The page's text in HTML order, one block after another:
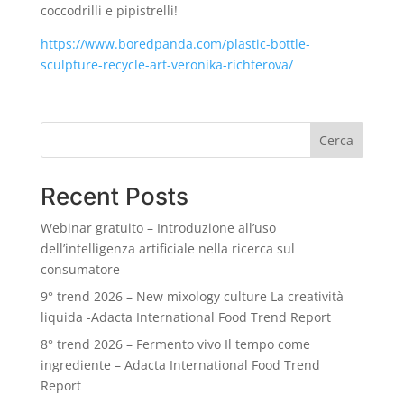
coccodrilli e pipistrelli!
https://www.boredpanda.com/plastic-bottle-
sculpture-recycle-art-veronika-richterova/
Cerca
Recent Posts
Webinar gratuito – Introduzione all’uso
dell’intelligenza artificiale nella ricerca sul
consumatore
9° trend 2026 – New mixology culture La creatività
liquida -Adacta International Food Trend Report
8° trend 2026 – Fermento vivo Il tempo come
ingrediente – Adacta International Food Trend
Report